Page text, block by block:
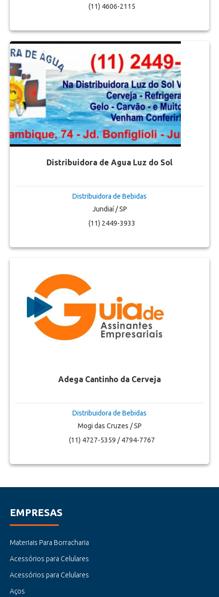
(11) 4606-2115
Distribuidora de Agua Luz do Sol
Distribuidora de Bebidas
Jundiaí / SP
(11) 2449-3933
Adega Cantinho da Cerveja
Distribuidora de Bebidas
Mogi das Cruzes / SP
(11) 4727-5359 / 4794-7767
EMPRESAS
Materiais Para Borracharia
Acessórios para Celulares
Acessórios para Celulares
Aços